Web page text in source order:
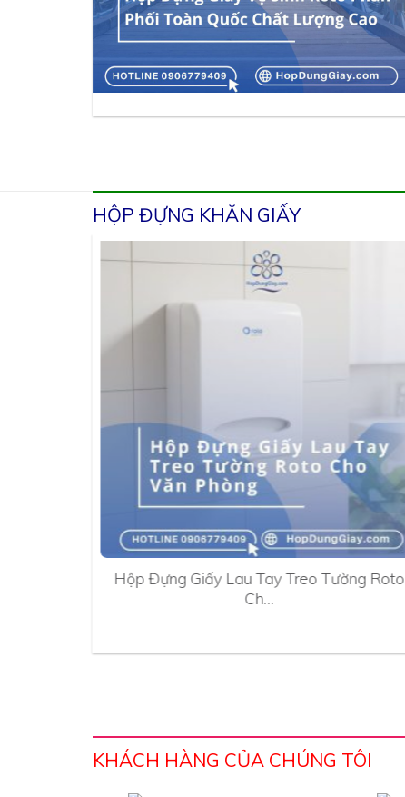
HỘP ĐỰNG KHĂN GIẤY
Hộp Đựng Giấy Lau Tay Treo Tường Roto
Ch…
KHÁCH HÀNG CỦA CHÚNG TÔI